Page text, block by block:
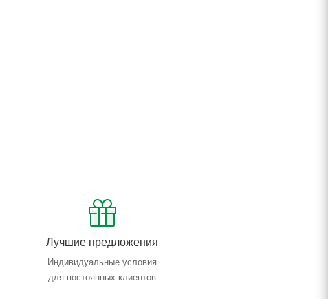
Лучшие предложения
Индивидуальные условия
для постоянных клиентов